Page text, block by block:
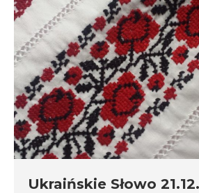
Ukraińskie Słowo